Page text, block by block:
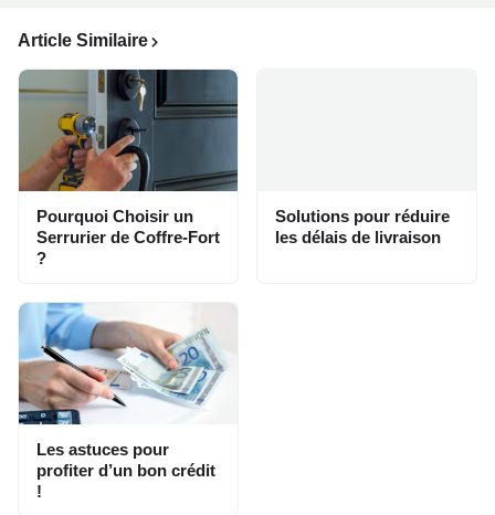
Article Similaire
Pourquoi Choisir un
Serrurier de Coffre-Fort
?
Solutions pour réduire
les délais de livraison
Les astuces pour
profiter d’un bon crédit
!